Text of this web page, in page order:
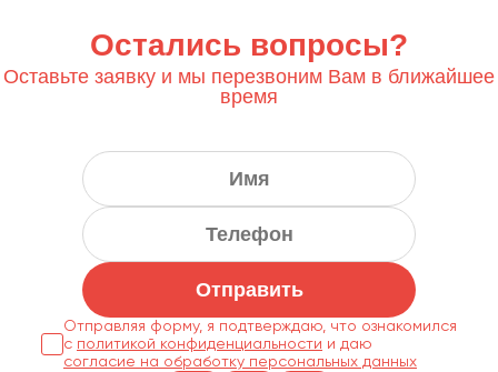
Остались вопросы?
Оставьте заявку и мы перезвоним Вам в ближайшее
время
Отправить
Отправляя форму, я подтверждаю, что ознакомился
с политикой конфиденциальности
согласие на обработку персональных данных